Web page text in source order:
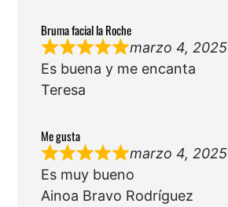
Bruma facial la Roche
marzo 4, 2025
Es buena y me encanta
Teresa
Me gusta
marzo 4, 2025
Es muy bueno
Ainoa Bravo Rodríguez